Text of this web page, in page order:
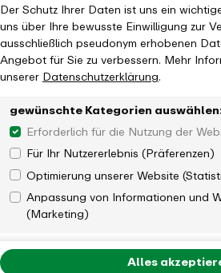
Der Schutz Ihrer Daten ist uns ein
uns über Ihre bewusste Einwilligung zur
ausschließlich pseudonym erhobenen
Angebot für Sie zu verbessern. Mehr
unsererDatenschutzerklärung.
gewünschte Kategorien
Erforderlich für die Nutzung der
Für Ihr Nutzererlebnis (Präferenzen)
Optimierung unserer Website
Anpassung von Informationen und
(Marketing)
Alles